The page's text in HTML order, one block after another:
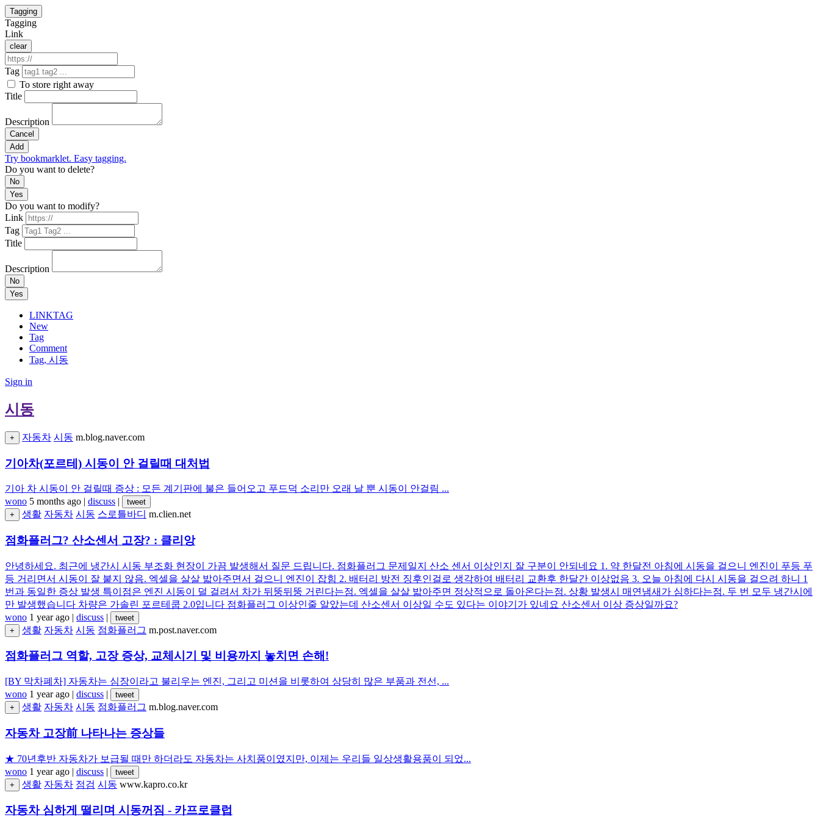
Tagging
Tagging
Link
clear
Tag
To store right away
Title
Description
Cancel
Add
Try bookmarklet. Easy tagging.
Do you want to delete?
No
Yes
Do you want to modify?
Link
Tag
Title
Description
No
Yes
LINKTAG
New
Tag
Comment
Tag, 시동
Sign in
시동
+ 자동차 시동 m.blog.naver.com
기아차(포르테) 시동이 안 걸릴때 대처법
기아 차 시동이 안 걸릴때 증상 : 모든 계기판에 불은 들어오고 푸드덕 소리만 오래 날 뿐 시동이 안걸림 ...
wono 5 months ago | discuss |
tweet
+
생활 자동차 시동 스로틀바디 m.clien.net
점화플러그? 산소센서 고장? : 클리앙
안녕하세요. 최근에 냉간시 시동 부조화 현장이 가끔 발생해서 질문 드립니다. 점화플러그 문제일지 산소 센서 이상인지 잘 구분이 안되네요 1. 약 한달전 아침에 시동을 걸으니 엔진이 푸등 푸
등 거리면서 시동이 잘 붙지 않음. 엑셀을 살살 밟아주면서 걸으니 엔진이 잡힘 2. 배터리 방전 징후인걸로 생각하여 배터리 교환후 한달간 이상없음 3. 오늘 아침에 다시 시동을 걸으려 하니 1
번과 동일한 증상 발생 특이점은 엔진 시동이 덜 걸려서 차가 뒤뚱뒤뚱 거린다는점. 엑셀을 살살 밟아주면 정상적으로 돌아온다는점. 상황 발생시 매연냄새가 심하다는점. 두 번 모두 냉간시에
만 발생했습니다 차량은 가솔린 포르테쿱 2.0입니다 점화플러그 이상인줄 알았는데 산소센서 이상일 수도 있다는 이야기가 있네요 산소센서 이상 증상일까요?
wono 1 year ago | discuss |
tweet
+
생활 자동차 시동 점화플러그 m.post.naver.com
점화플러그 역할, 고장 증상, 교체시기 및 비용까지 놓치면 손해!
[BY 막차폐차] 자동차는 심장이라고 불리우는 엔진, 그리고 미션을 비롯하여 상당히 많은 부품과 전선, ...
wono 1 year ago | discuss |
tweet
+
생활 자동차 시동 점화플러그 m.blog.naver.com
자동차 고장前 나타나는 증상들
★ 70년후반 자동차가 보급될 때만 하더라도 자동차는 사치품이였지만, 이제는 우리들 일상생활용품이 되었...
wono 1 year ago | discuss |
tweet
+
생활 자동차 점검 시동 www.kapro.co.kr
자동차 심하게 떨리며 시동꺼짐 - 카프로클럽